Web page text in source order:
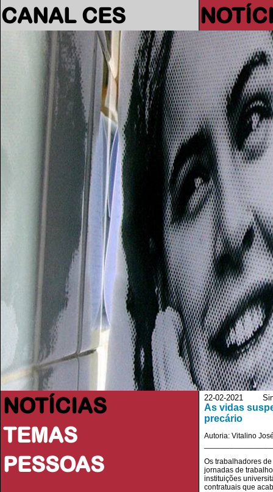
CANAL CES
NOTÍCIAS
TEMAS
PESSOAS
22-02-2021
As vidas
precário
Autoria: Vitalino
Os trabalhadores
jornadas de
instituições
contratuais que